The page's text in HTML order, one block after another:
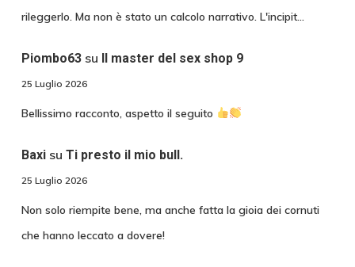
rileggerlo. Ma non è stato un calcolo narrativo. L'incipit…
Piombo63su Il master del sex shop 9
25 Luglio 2026
Bellissimo racconto, aspetto il seguito
Baxisu Ti presto il mio bull.
25 Luglio 2026
Non solo riempite bene, ma anche fatta la gioia dei cornuti
che hanno leccato a dovere!